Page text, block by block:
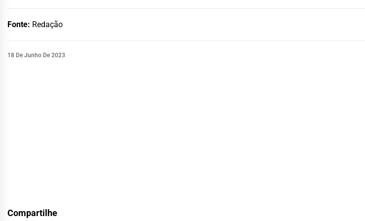
Fonte: Redação
18 De Junho De 2023
Compartilhe